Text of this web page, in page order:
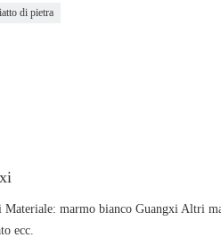
di pietra
marmo bianco Guangxi Altri
ecc.